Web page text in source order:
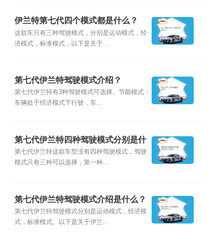
伊兰特第七代四个模式都是什么？
这款车只有三种驾驶模式，分别是运动模式，经
济模式，标准模式，以下是关于...
第七代伊兰特驾驶模式介绍？
第七代伊兰特有3种驾驶模式可选择。节能模式：
车辆处于经济模式下行驶，车...
第七代伊兰特四种驾驶模式分别是什
么？
第七代伊兰特这款车型没有四种驾驶模式，驾驶
模式只有三种可以选择，第一种...
第七代伊兰特驾驶模式介绍是什么？
第七代伊兰特驾驶模式分别是运动模式，经济模
式，标准模式。以下是关于伊兰...